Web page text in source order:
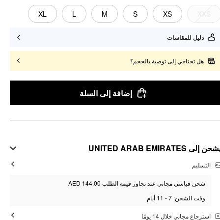
XS
S
M
L
XL
دليل للمقاسات
هل تحتاجي إلى توصية بالحجم؟
إضافة إلى السلة
إلى UNITED ARAB EMIRATES
التسليم
شحن قياسي مجاني عند تجاوز قيمة الطلب AED 144.00
وقت الشحن: 7 - 11 أيام
استرجاع مجاني خلال 14 يومًا